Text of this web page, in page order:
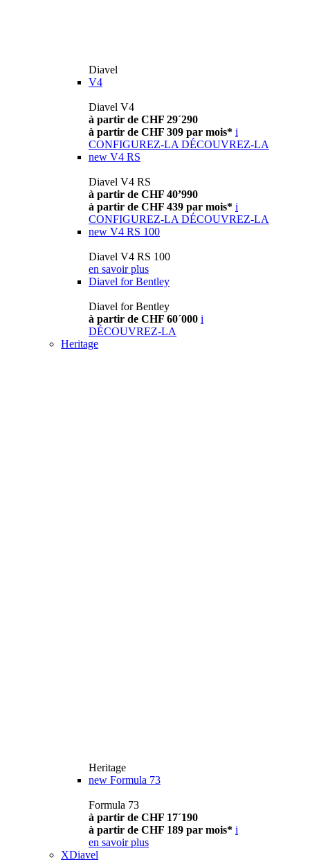
Diavel
V4
Diavel V4
à partir de CHF 29´290
à partir de CHF 309 par mois* i
CONFIGUREZ-LA DÉCOUVREZ-LA
new V4 RS
Diavel V4 RS
à partir de CHF 40’990
à partir de CHF 439 par mois* i
CONFIGUREZ-LA DÉCOUVREZ-LA
new V4 RS 100
Diavel V4 RS 100
en savoir plus
Diavel for Bentley
Diavel for Bentley
à partir de CHF 60´000 i
DÉCOUVREZ-LA
Heritage
Heritage
new Formula 73
Formula 73
à partir de CHF 17´190
à partir de CHF 189 par mois* i
en savoir plus
XDiavel